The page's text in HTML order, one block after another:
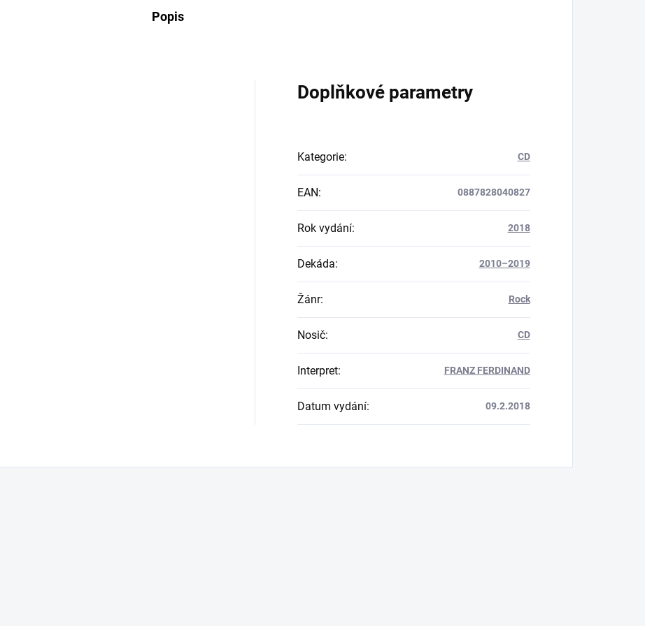
Popis
Doplňkové parametry
Kategorie: CD
EAN: 0887828040827
Rok vydání: 2018
Dekáda: 2010–2019
Žánr: Rock
Nosič: CD
Interpret: FRANZ FERDINAND
Datum vydání: 09.2.2018